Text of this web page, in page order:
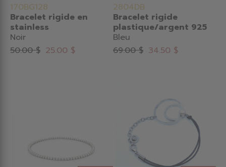
170BG128
Bracelet rigide en
stainless
Noir
50.00 $ 25.00 $
2804DB
Bracelet rigide
plastique/argent 925
Bleu
69.00 $ 34.50 $